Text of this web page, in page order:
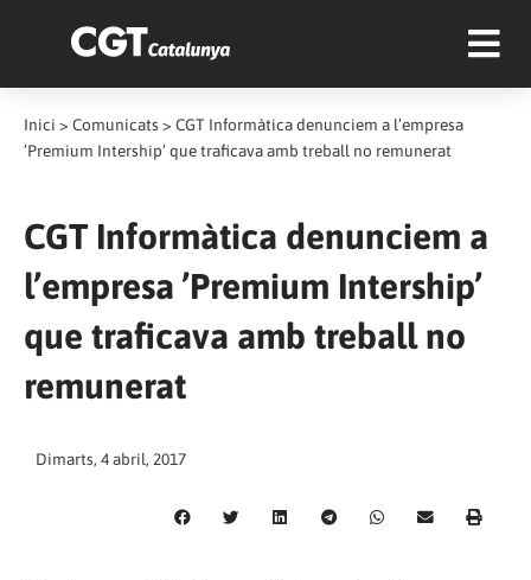
Inici > Comunicats > CGT Informàtica denunciem a l’empresa
’Premium Intership’ que traficava amb treball no remunerat
CGT Informàtica denunciem a
l’empresa ’Premium Intership’
que traficava amb treball no
remunerat
Dimarts, 4 abril, 2017